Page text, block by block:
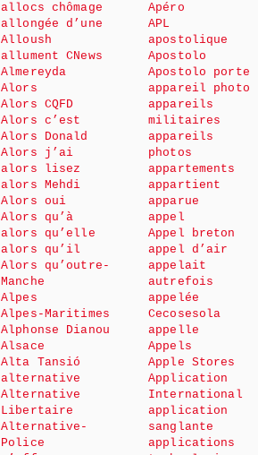
allocs chômage
allongée d’une
Alloush
allument CNews
Almereyda
Alors
Alors CQFD
Alors c’est
Alors Donald
Alors j’ai
alors lisez
alors Mehdi
Alors oui
Alors qu’à
alors qu’elle
alors qu’il
Alors qu’outre-
Manche
Alpes
Alpes-Maritimes
Alphonse Dianou
Alsace
Alta Tansió
alternative
Alternative
Libertaire
Alternative-
Police
Apéro
APL
apostolique
Apostolo
Apostolo porte
appareil photo
appareils
militaires
appareils
photos
appartements
appartient
apparue
appel
Appel breton
appel d’air
appelait
autrefois
appelée
Cecosesola
appelle
Appels
Apple Stores
Application
International
application
sanglante
applications